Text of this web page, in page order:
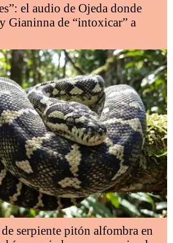
el audio de Ojeda donde
Gianinna de “intoxicar” a
serpiente pitón alfombra en